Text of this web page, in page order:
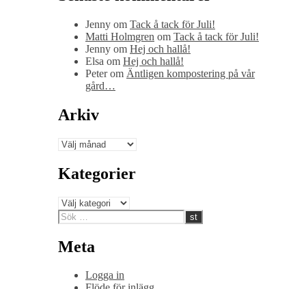
Jenny om Tack å tack för Juli!
Matti Holmgren om Tack å tack för Juli!
Jenny om Hej och hallå!
Elsa om Hej och hallå!
Peterom Äntligen kompostering på vår
gård…
Arkiv
Arkiv
Kategorier
Kategorier
Meta
Logga in